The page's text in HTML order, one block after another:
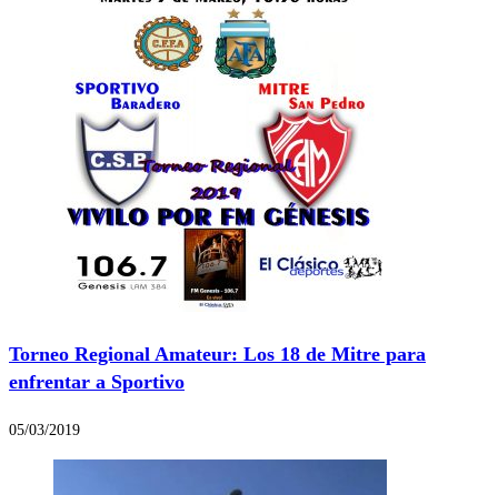
Torneo Regional Amateur: Los 18 de Mitre para
enfrentar a Sportivo
05/03/2019